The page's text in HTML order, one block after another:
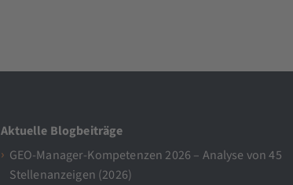
Aktuelle Blogbeiträge
GEO-Manager-Kompetenzen 2026 – Analyse von 45
Stellenanzeigen (2026)